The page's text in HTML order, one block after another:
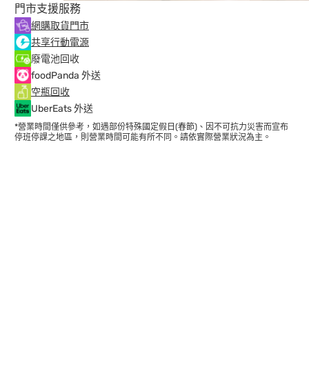
門市支援服務
網購取貨門市
共享行動電源
廢電池回收
foodPanda 外送
空瓶回收
UberEats 外送
*營業時間僅供參考，如遇部份特殊國定假日(春節)、因不可抗力災害而宣布
停班停課之地區，則營業時間可能有所不同。請依實際營業狀況為主。